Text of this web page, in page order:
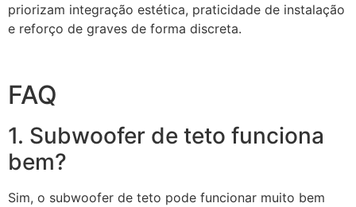
priorizam integração estética, praticidade de instalação
e reforço de graves de forma discreta.
FAQ
1. Subwoofer de teto funciona
bem?
Sim, o subwoofer de teto pode funcionar muito bem